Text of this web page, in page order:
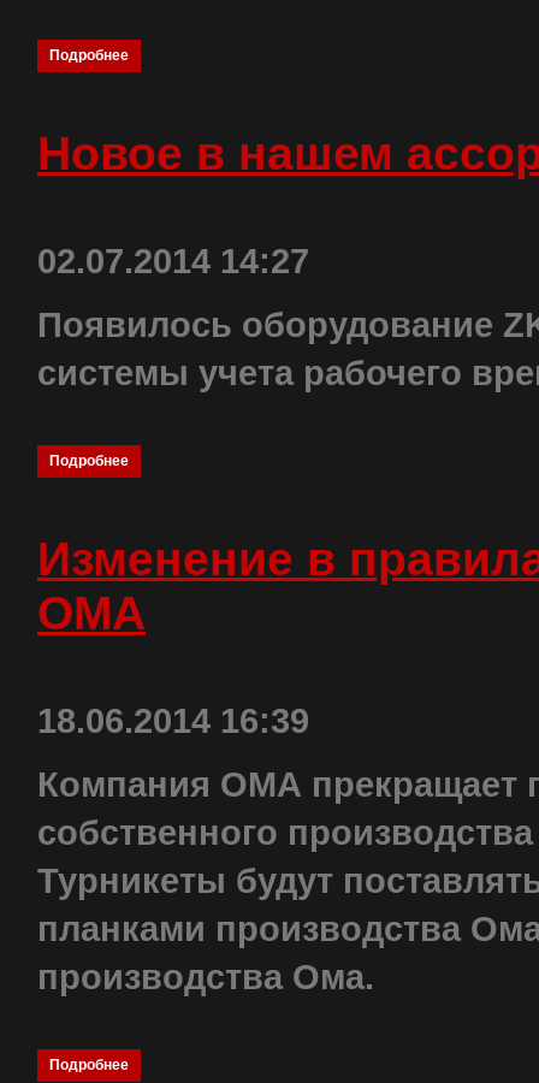
Подробнее
Новое в нашем
02.07.2014 14:27
Появилось оборудование
системы учета рабочего
Подробнее
Изменение в
ОМА
18.06.2014 16:39
Компания ОМА прекращает
собственного
Турникеты будут
планками производства
производства Ома.
Подробнее